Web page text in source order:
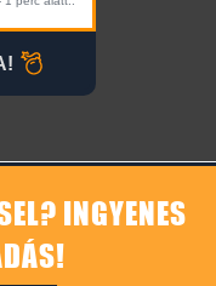
INGYENES